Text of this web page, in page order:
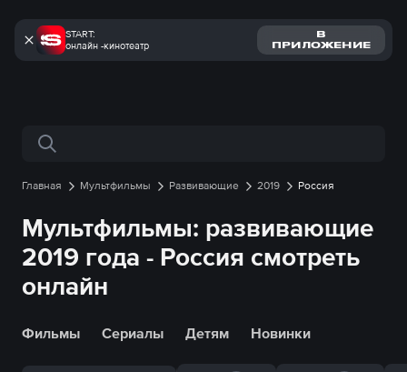
START:
онлайн -кинотеатр
В
ПРИЛОЖЕНИЕ
Поиск по сайту
Главная Мультфильмы Развивающие 2019 Россия
Мультфильмы: развивающие
2019 года - Россия смотреть
онлайн
Фильмы Сериалы Детям Новинки